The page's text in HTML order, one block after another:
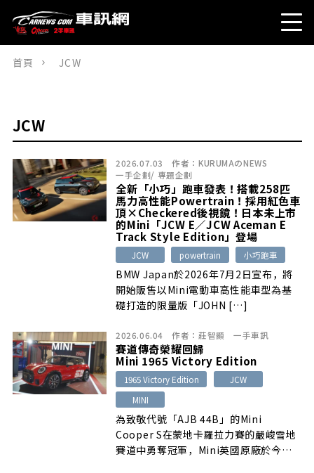
首頁 JCW
JCW
2026.07.03 作者： KURUMAのNEWS
一手企劃/ 專題企劃
全新「小巧」跑車發表！搭載258匹
馬力高性能Powertrain！採用紅色車
頂×Checkered後視鏡！日本未上市
的Mini「JCW E／JCW Aceman E
Track Style Edition」登場
JCW powertrain 小巧跑車
BMW Japan於2026年7月2日宣布，將
開始販售以Mini電動車高性能車型為基
礎打造的限量版「JOHN […]
2026.06.04 作者： 莊智顯 一手車訊
賽道傳奇榮耀回歸
Mini 1965 Victory Edition
1965 Victory Edition
JCW
MINI
為致敬代號「AJB 44B」的Mini
Cooper S在蒙地卡羅拉力賽的嚴峻雪地
賽道中勇奪冠軍，Mini英國原廠於今年2